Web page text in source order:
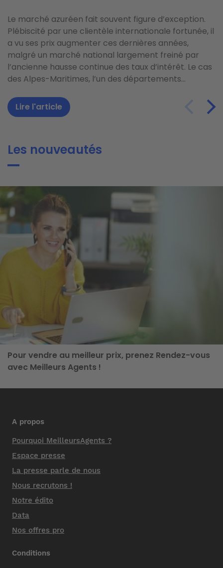
Le marché azuréen fait souvent figure d’exception.
Plébiscité par une clientèle internationale fortunée, il
a vu ses prix augmenter ces dernières années,
malgré un marché national largement freiné par
l’ancienne hausse continue des taux d’intérêt. Le cas
des Alpes-Maritimes, l’un des départements...
Lire l'article
à cravacher sans relâche, vous faites preuve
d’abnégation…, mais gare au surmenage ! Peut-être
que, en organisant vos journées différemment, vous
pourriez travailler moins, mais mieux. Vous auriez
alors la possibilité de vous octroyer un peu de bon...
Lire l'article
immobilier et vous êtes prêt à faire une offre ? Avant
de vous lancer, prenez garde à ne pas confondre
vitesse et précipitation. Êtes-vous certain que le prix
demandé est bien en adéquation avec le marché
local ? Nos conseils pour éviter les faux pas.
Lire l'article
Les nouveautés
Pour vendre au meilleur prix, prenez Rendez-vous
avec Meilleurs Agents !
A propos
Pourquoi MeilleursAgents ?
Espace presse
La presse parle de nous
Nous recrutons !
Notre édito
Data
Nos offres pro
Conditions